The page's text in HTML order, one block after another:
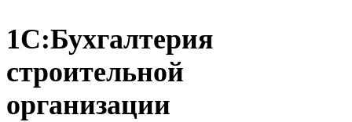
1С:Бухгалтерия
строительной
организации